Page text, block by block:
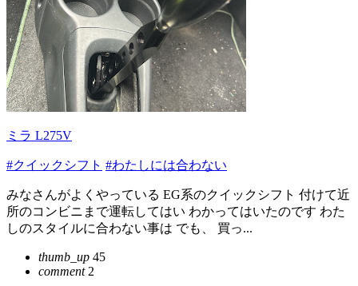
ミラ L275V
#クイックシフト #わたしには合わない
みなさんがよくやっている EG系のクイックシフト 付けて近
所のコンビニまで運転してはい わかってはいたのです わた
しのスタイルに合わない事は でも、 買っ...
thumb_up 45
comment2